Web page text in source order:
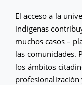
El acceso a la
indígenas
muchos casos –
las comunidades.
los ámbitos